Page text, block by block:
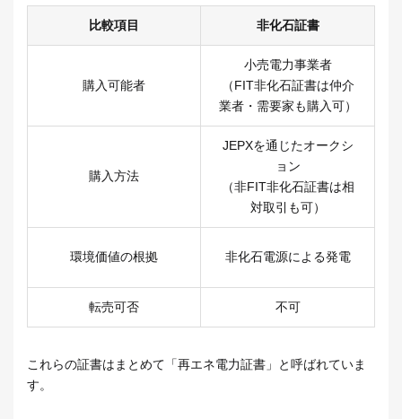
比較項目 非化石証書
購入可能者
小売電力事業者
（FIT非化石証書は仲介
業者・需要家も購入可）
購入方法
JEPXを通じたオークシ
ョン
（非FIT非化石証書は相
対取引も可）
環境価値の根拠 非化石電源による発電
転売可否 不可
これらの証書はまとめて「再エネ電力証書」と呼ばれていま
す。